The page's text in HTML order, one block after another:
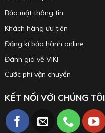
Bảo mật thông tin
Khách hàng ưu tiên
Đăng kí bảo hành online
Đánh giá về VIKI
Cước phí vận chuyển
KẾT NỐI VỚI CHÚNG TÔI